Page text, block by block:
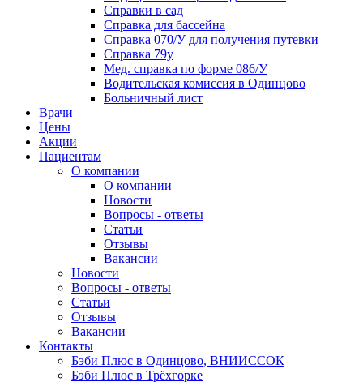
Справки в сад
Справка для бассейна
Справка 070/У для получения путевки
Справка 79у
Мед. справка по форме 086/У
Водительская комиссия в Одинцово
Больничный лист
Врачи
Цены
Акции
Пациентам
О компании
О компании
Новости
Вопросы - ответы
Статьи
Отзывы
Вакансии
Новости
Вопросы - ответы
Статьи
Отзывы
Вакансии
Контакты
Бэби Плюс в Одинцово, ВНИИССОК
Бэби Плюс в Трёхгорке